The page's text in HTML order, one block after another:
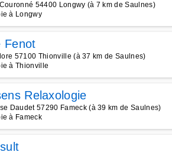
54400 Longwy (à 7 km de Saulnes)
à Longwy
Fenot
57100 Thionville (à 37 km de Saulnes)
à Thionville
Relaxologie
Daudet 57290 Fameck (à 39 km de Saulnes)
à Fameck